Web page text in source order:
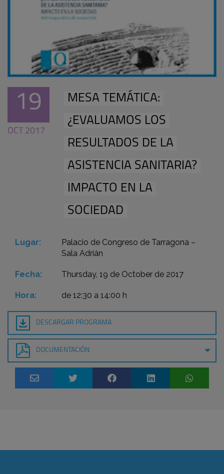
19
OCT 2017
MESA TEMÁTICA:
¿EVALUAMOS LOS
RESULTADOS DE LA
ASISTENCIA SANITARIA?
IMPACTO EN LA
SOCIEDAD
Lugar:
Palacio de Congreso de Tarragona –
Sala Adrián
Fecha: Thursday, 19 de October de 2017
Hora: de 12:30 a 14:00 h
DESCARGAR PROGRAMA
DOCUMENTACIÓN